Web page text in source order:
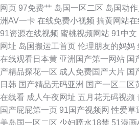
网页 97免费艹 岛国一区二区 岛国动
洲AV一卡 在线免费小视频 搞黄网站
91资源在线视频 蜜桃视频网站 91中文
网址 岛国搬运工首页 伦理朋友的妈妈
在线观看日本黄 亚洲国产第一网站 国
产精品探花一区 成人免费国产大片 国
日韩 国产精品无码亚洲 国产一区二区
在线看 成人午夜网址 五月花无码视频
国产屁屁第一页 91国产视频网 性爱草
美岛国一区二区 少妇喷水18禁 51漫画